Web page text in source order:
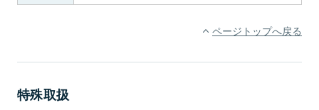
ページトップへ戻る
特殊取扱